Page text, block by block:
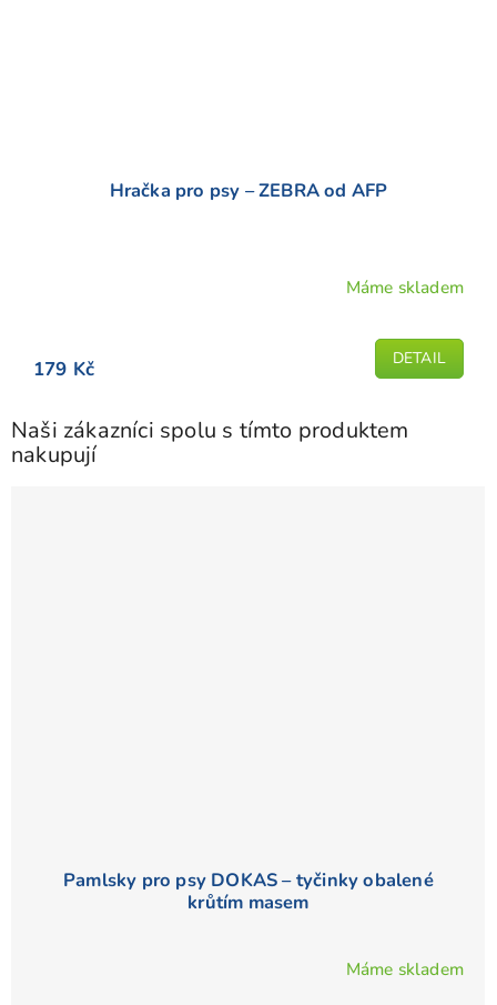
Hračka pro psy – ZEBRA od AFP
Máme skladem
179 Kč DETAIL
Naši zákazníci spolu s tímto produktem
nakupují
Pamlsky pro psy DOKAS – tyčinky obalené
krůtím masem
Máme skladem